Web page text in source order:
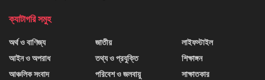
ক্যাটাগরি সমুহ
অর্থ ও বাণিজ্য
আইন ও অপরাধ
আঞ্চলিক সংবাদ
জাতীয়
তথ্য ও প্রযুক্তি
পরিবেশ ও জলবায়ু
লাইফস্টাইল
শিক্ষাঙ্গন
সাক্ষাতকার